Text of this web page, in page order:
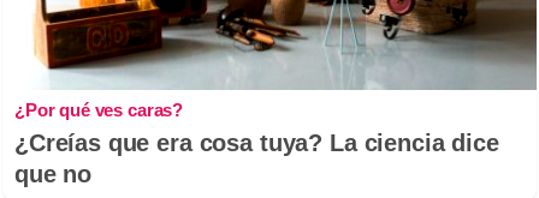
¿Por qué ves caras?
¿Creías que era cosa tuya? La ciencia dice
que no